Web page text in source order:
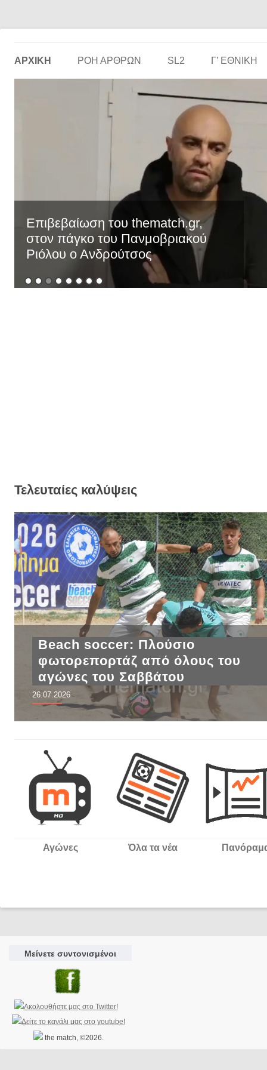
ΑΡΧΙΚΗ ΡΟΗ ΑΡΘΡΩΝ SL2 Γ’ ΕΘΝΙΚΉ
Επιβεβαίωση του thematch.gr,
στον πάγκο του Πανμοβριακού
Ριόλου ο Ανδρούτσος
Τελευταίες καλύψεις
Beach soccer: Πλούσιο
φωτορεπορτάζ από όλους του
αγώνες του Σαββάτου
26.07.2026
Αγώνες Όλα τα νέα
Μείνετε συντονισμένοι
the match, ©2026.